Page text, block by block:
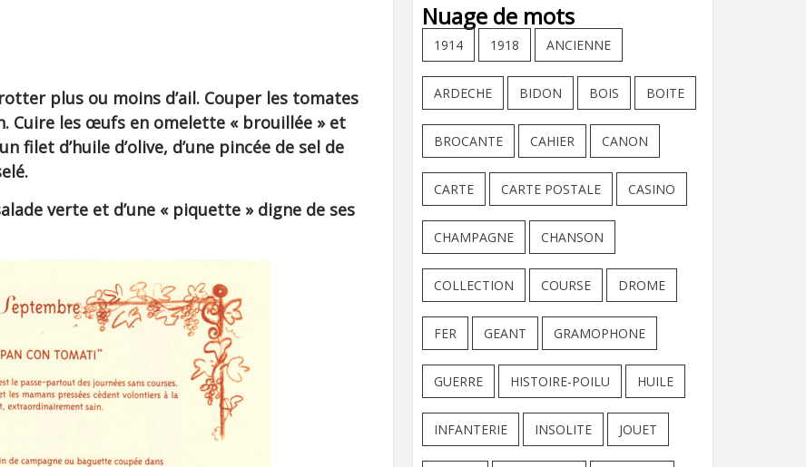
plus ou moins d’ail. Couper les tomates
Cuire les œufs en omelette « brouillée » et
filet d’huile d’olive, d’une pincée de sel de
verte et d’une « piquette » digne de ses
Nuage de mots
1914 1918 ANCIENNE
ARDECHE BIDON BOIS BOITE
BROCANTE CAHIER CANON
CARTE CARTE POSTALE CASINO
CHAMPAGNE CHANSON
COLLECTION COURSE DROME
FER GEANT GRAMOPHONE
GUERRE HISTOIRE-POILU HUILE
INFANTERIE INSOLITE JOUET